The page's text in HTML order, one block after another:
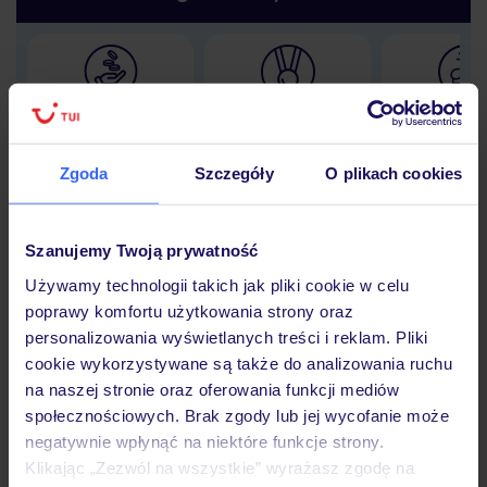
Zgoda Szczegóły O plikach cookies
Szanujemy Twoją prywatność
Używamy technologii takich jak pliki cookie w celu
poprawy komfortu użytkowania strony oraz
personalizowania wyświetlanych treści i reklam. Pliki
cookie wykorzystywane są także do analizowania ruchu
na naszej stronie oraz oferowania funkcji mediów
społecznościowych. Brak zgody lub jej wycofanie może
negatywnie wpłynąć na niektóre funkcje strony.
Klikając „Zezwól na wszystkie” wyrażasz zgodę na
Lider niskich cen 30 lat w
Hotel
Opinie
Pokoje